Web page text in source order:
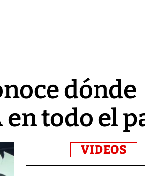
dónde
todo el
VIDEOS